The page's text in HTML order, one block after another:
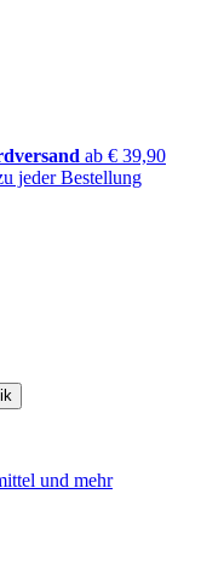
ab € 39,90
jeder Bestellung
und mehr